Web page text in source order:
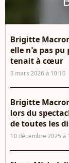
Brigitte
elle n'a pas
tenait à cœur
3 mars 2026 à 10:10
Brigitte
lors du
de toutes les
10 décembre 2025 à